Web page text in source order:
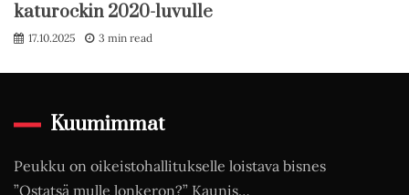
katurockin 2020-luvulle
17.10.2025 3 min read
Kuumimmat
Peukku on oikeistohallitukselle loistava bisnes
”Ostatsä mulle lonkeron?” Kaunis…